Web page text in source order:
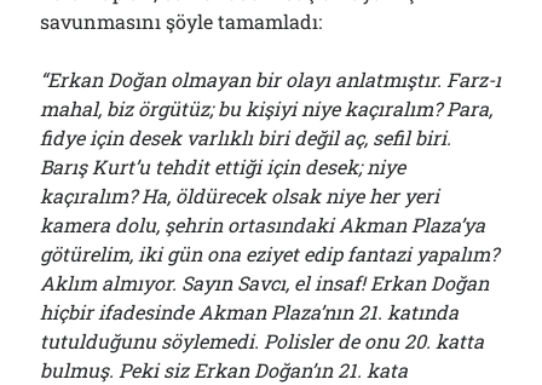
savunmasını şöyle tamamladı:
“Erkan Doğan olmayan bir olayı anlatmıştır. Farz-ı
mahal, biz örgütüz; bu kişiyi niye kaçıralım? Para,
fidye için desek varlıklı biri değil aç, sefil biri.
Barış Kurt’u tehdit ettiği için desek; niye
kaçıralım? Ha, öldürecek olsak niye her yeri
kamera dolu, şehrin ortasındaki Akman Plaza’ya
götürelim, iki gün ona eziyet edip fantazi yapalım?
Aklım almıyor. Sayın Savcı, el insaf! Erkan Doğan
hiçbir ifadesinde Akman Plaza’nın 21. katında
tutulduğunu söylemedi. Polisler de onu 20. katta
bulmuş. Peki siz Erkan Doğan’ın 21. kata